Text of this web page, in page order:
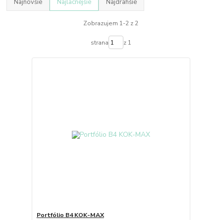
Najnovšie Najlacnejšie Najdrahšie
Zobrazujem 1-2 z 2
strana z 1
Portfólio B4 KOK-MAX